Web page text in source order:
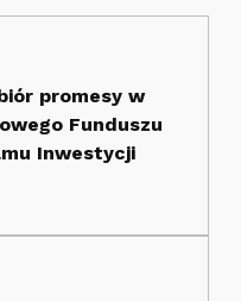
promesy w
Funduszu
Inwestycji